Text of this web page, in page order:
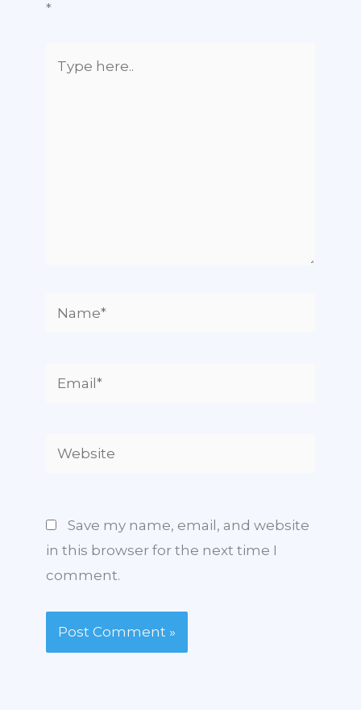
*
here..
Name*
Email*
Website
Save my name, email, and website
in this browser for the next time I
comment.